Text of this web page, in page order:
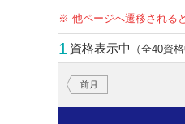
※ 他ページへ遷移される
1 資格表示中 （全40資格
前月